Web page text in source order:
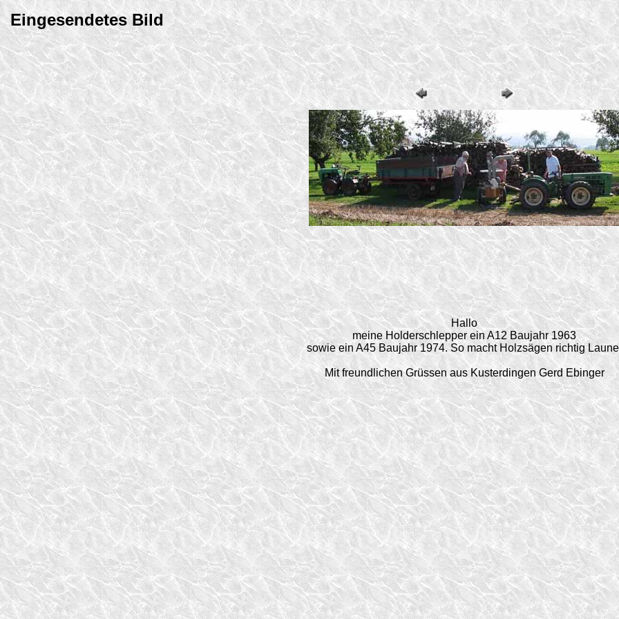
Eingesendetes Bild
Hallo
meine Holderschlepper ein A12 Baujahr 1963
sowie ein A45 Baujahr 1974. So macht Holzsägen richtig
Mit freundlichen Grüssen aus Kusterdingen Gerd Ebinger